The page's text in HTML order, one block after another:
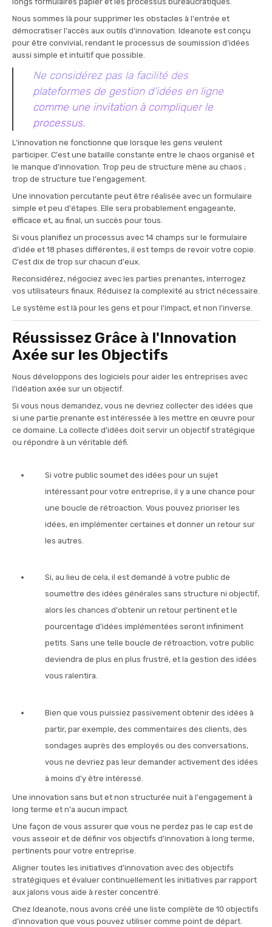
Nous sommes là pour supprimer les obstacles à l'entrée et
démocratiser l'accès aux outils d'innovation. Ideanote est conçu
pour être convivial, rendant le processus de soumission d'idées
aussi simple et intuitif que possible.
Ne considérez pas la facilité des
plateformes de gestion d'idées en ligne
comme une invitation à compliquer le
processus.
L'innovation ne fonctionne que lorsque les gens veulent
participer. C'est une bataille constante entre le chaos organisé et
le manque d'innovation. Trop peu de structure mène au chaos ;
trop de structure tue l'engagement.
Une innovation percutante peut être réalisée avec un formulaire
simple et peu d'étapes. Elle sera probablement engageante,
efficace et, au final, un succès pour tous.
Si vous planifiez un processus avec 14 champs sur le formulaire
d'idée et 18 phases différentes, il est temps de revoir votre copie.
C'est dix de trop sur chacun d'eux.
Reconsidérez, négociez avec les parties prenantes, interrogez
vos utilisateurs finaux. Réduisez la complexité au strict nécessaire.
Le système est là pour les gens et pour l'impact, et non l'inverse.
Réussissez Grâce à l'Innovation
Axée sur les Objectifs
Nous développons des logiciels pour aider les entreprises avec
l'idéation axée sur un objectif.
Si vous nous demandez, vous ne devriez collecter des idées que
si une partie prenante est intéressée à les mettre en œuvre pour
ce domaine. La collecte d'idées doit servir un objectif stratégique
ou répondre à un véritable défi.
Si votre public soumet des idées pour un sujet
intéressant pour votre entreprise, il y a une chance pour
une boucle de rétroaction. Vous pouvez prioriser les
idées, en implémenter certaines et donner un retour sur
les autres.
Si, au lieu de cela, il est demandé à votre public de
soumettre des idées générales sans structure ni objectif,
alors les chances d'obtenir un retour pertinent et le
pourcentage d'idées implémentées seront infiniment
petits. Sans une telle boucle de rétroaction, votre public
deviendra de plus en plus frustré, et la gestion des idées
vous ralentira.
Bien que vous puissiez passivement obtenir des idées à
partir, par exemple, des commentaires des clients, des
sondages auprès des employés ou des conversations,
vous ne devriez pas leur demander activement des idées
à moins d'y être intéressé.
Une innovation sans but et non structurée nuit à l'engagement à
long terme et n'a aucun impact.
Une façon de vous assurer que vous ne perdez pas le cap est de
vous asseoir et de définir vos objectifs d'innovation à long terme,
pertinents pour votre entreprise.
Aligner toutes les initiatives d'innovation avec des objectifs
stratégiques et évaluer continuellement les initiatives par rapport
aux jalons vous aide à rester concentré.
Chez Ideanote, nous avons créé une liste complète de 10 objectifs
d'innovation que vous pouvez utiliser comme point de départ.